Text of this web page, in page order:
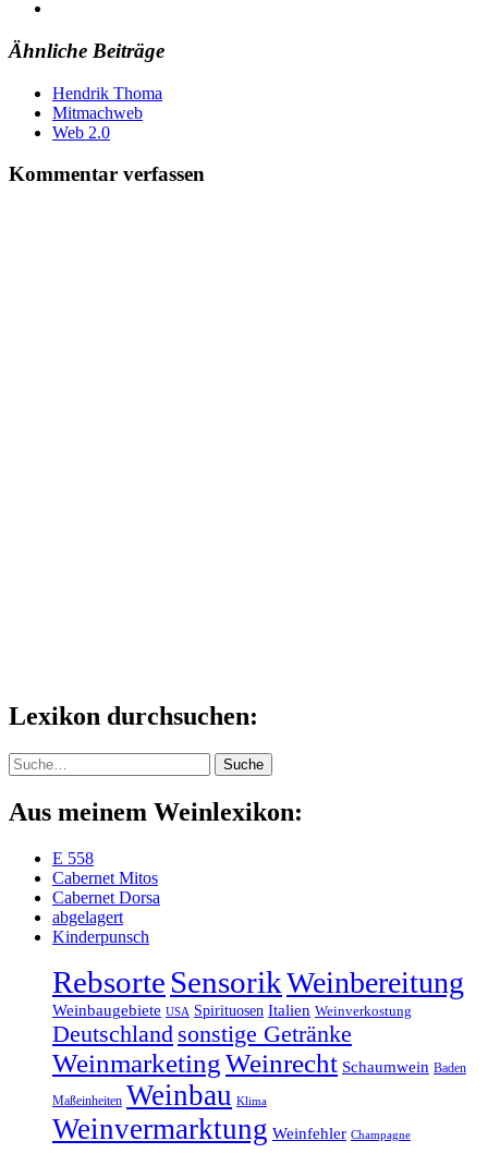
Ähnliche Beiträge
Hendrik Thoma
Mitmachweb
Web 2.0
Kommentar verfassen
Lexikon durchsuchen:
Suche Suche
Aus meinem Weinlexikon:
E 558
Cabernet Mitos
Cabernet Dorsa
abgelagert
Kinderpunsch
Rebsorte SensorikWeinbereitung
Weinbaugebiete USA Spirituosen Italien Weinverkostung
Deutschland sonstige Getränke
WeinmarketingWeinrecht Schaumwein Baden
Maßeinheiten Weinbau Klima
Weinvermarktung Weinfehler Champagne